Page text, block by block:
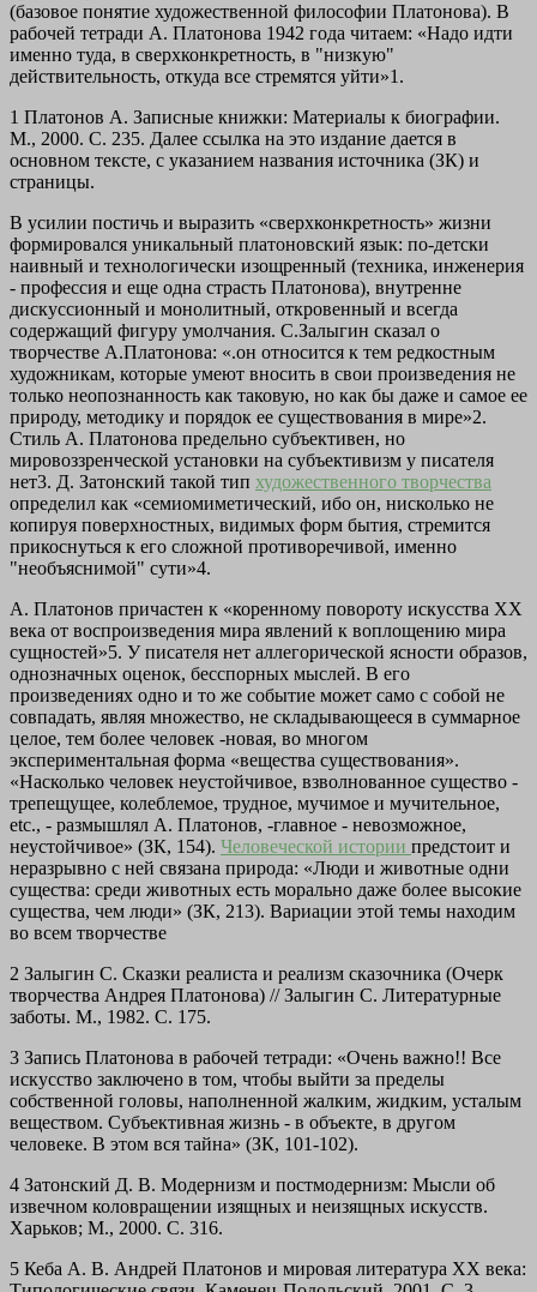
(базовое понятие художественной философии Платонова). В
рабочей тетради А. Платонова 1942 года читаем: «Надо идти
именно туда, в сверхконкретность, в "низкую"
действительность, откуда все стремятся уйти»1.
1 Платонов А. Записные книжки: Материалы к биографии.
М., 2000. С. 235. Далее ссылка на это издание дается в
основном тексте, с указанием названия источника (ЗК) и
страницы.
В усилии постичь и выразить «сверхконкретность» жизни
формировался уникальный платоновский язык: по-детски
наивный и технологически изощренный (техника, инженерия
- профессия и еще одна страсть Платонова), внутренне
дискуссионный и монолитный, откровенный и всегда
содержащий фигуру умолчания. С.Залыгин сказал о
творчестве А.Платонова: «.он относится к тем редкостным
художникам, которые умеют вносить в свои произведения не
только неопознанность как таковую, но как бы даже и самое ее
природу, методику и порядок ее существования в мире»2.
Стиль А. Платонова предельно субъективен, но
мировоззренческой установки на субъективизм у писателя
нет3. Д. Затонский такой тип художественного творчества
определил как «семиомиметический, ибо он, нисколько не
копируя поверхностных, видимых форм бытия, стремится
прикоснуться к его сложной противоречивой, именно
"необъяснимой" сути»4.
А. Платонов причастен к «коренному повороту искусства XX
века от воспроизведения мира явлений к воплощению мира
сущностей»5. У писателя нет аллегорической ясности образов,
однозначных оценок, бесспорных мыслей. В его
произведениях одно и то же событие может само с собой не
совпадать, являя множество, не складывающееся в суммарное
целое, тем более человек -новая, во многом
экспериментальная форма «вещества существования».
«Насколько человек неустойчивое, взволнованное существо -
трепещущее, колеблемое, трудное, мучимое и мучительное,
etc., - размышлял А. Платонов, -главное - невозможное,
неустойчивое» (ЗК, 154). Человеческой истории предстоит и
неразрывно с ней связана природа: «Люди и животные одни
существа: среди животных есть морально даже более высокие
существа, чем люди» (ЗК, 213). Вариации этой темы находим
во всем творчестве
2 Залыгин С. Сказки реалиста и реализм сказочника (Очерк
творчества Андрея Платонова) // Залыгин С. Литературные
заботы. М., 1982. С. 175.
3 Запись Платонова в рабочей тетради: «Очень важно!! Все
искусство заключено в том, чтобы выйти за пределы
собственной головы, наполненной жалким, жидким, усталым
веществом. Субъективная жизнь - в объекте, в другом
человеке. В этом вся тайна» (ЗК, 101-102).
4 Затонский Д. В. Модернизм и постмодернизм: Мысли об
извечном коловращении изящных и неизящных искусств.
Харьков; М., 2000. С. 316.
5 Кеба А. В. Андрей Платонов и мировая литература XX века: